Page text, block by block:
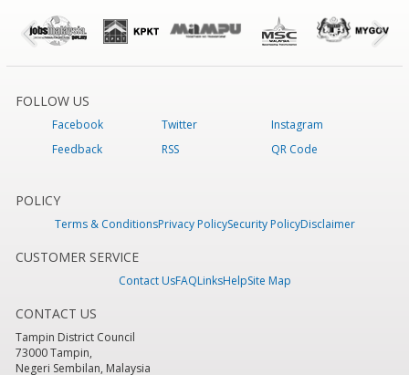
FOLLOW US
Facebook Twitter
Instagram
Feedback
RSS QR Code
POLICY
Terms & ConditionsPrivacy PolicySecurity PolicyDisclaimer
CUSTOMER SERVICE
Contact UsFAQLinksHelpSite Map
CONTACT US
Tampin District Council
73000 Tampin,
Negeri Sembilan, Malaysia